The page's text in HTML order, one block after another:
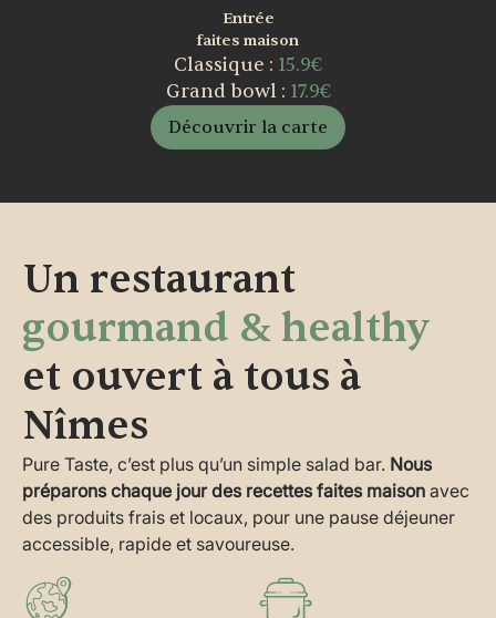
Entrée
faites maison
Classique : 15.9€
Grand bowl : 17.9€
Découvrir la carte
Un restaurant
gourmand & healthy
et ouvert à tous à
Nîmes
Pure Taste, c’est plus qu’un simple salad bar. Nous
préparons chaque jour des recettes faites maison avec
des produits frais et locaux, pour une pause déjeuner
accessible, rapide et savoureuse.